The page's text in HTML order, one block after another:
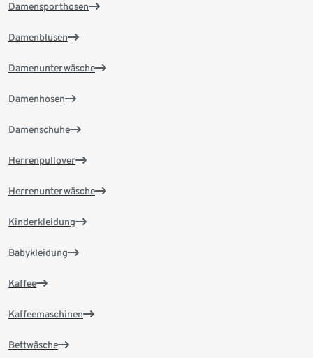
Damensporthosen
Damenblusen
Damenunterwäsche
Damenhosen
Damenschuhe
Herrenpullover
Herrenunterwäsche
Kinderkleidung
Babykleidung
Kaffee
Kaffeemaschinen
Bettwäsche